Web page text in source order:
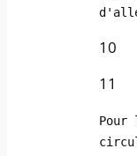
10
11
Pour